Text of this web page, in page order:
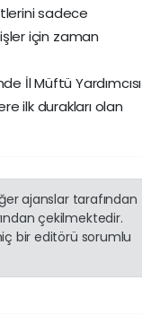
sadece
için zaman
İl Müftü Yardımcısı
ilk durakları olan
ajanslar tarafından
çekilmektedir.
bir editörü sorumlu